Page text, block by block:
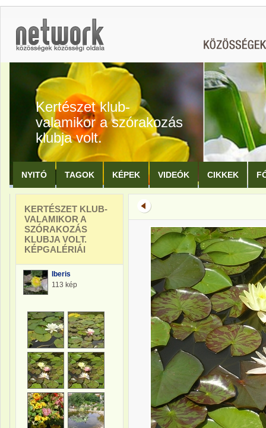
Kertészet klub-
valamikor a szórakozás
klubja volt.
NYITÓ TAGOK KÉPEK VIDEÓK CIKKEK
KERTÉSZET KLUB-
VALAMIKOR A
SZÓRAKOZÁS
KLUBJA VOLT.
KÉPGALÉRIÁI
Iberis
113 kép